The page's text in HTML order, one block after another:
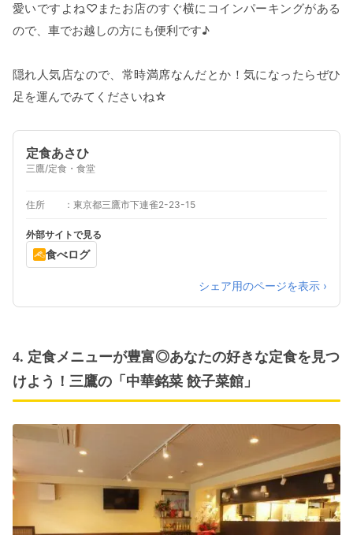
愛いですよね♡またお店のすぐ横にコインパーキングがある
ので、車でお越しの方にも便利です♪
隠れ人気店なので、常時満席なんだとか！気になったらぜひ
足を運んでみてくださいね☆
定食あさひ
三鷹/定食・食堂
住所 東京都三鷹市下連雀2-23-15
外部サイトで見る
食べログ
シェア用のページを表示 ›
4. 定食メニューが豊富◎あなたの好きな定食を見つ
けよう！三鷹の「中華銘菜 餃子菜館」